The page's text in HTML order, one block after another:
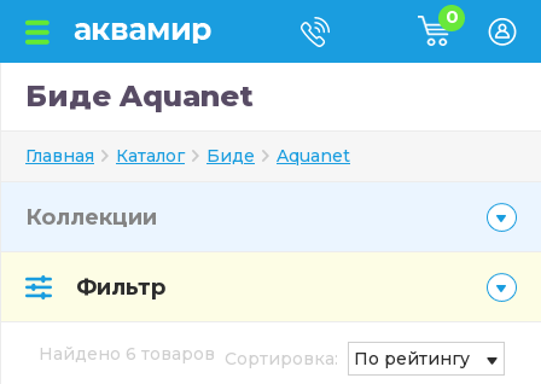
0
Биде Aquanet
Главная Каталог Биде Aquanet
Коллекции
Фильтр
Найдено 6 товаров Сортировка: По рейтингу